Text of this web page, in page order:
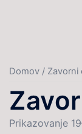
Domov / Zavorni
Prikazovanje